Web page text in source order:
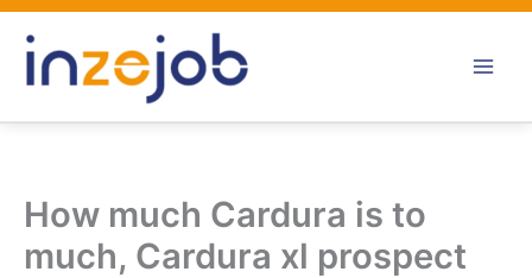
Aller
contenu
How much Cardura is to
much, Cardura xl prospect